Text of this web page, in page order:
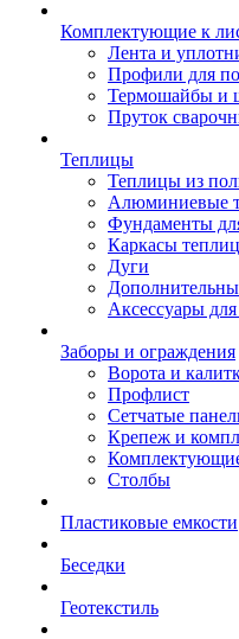
Комплектующие к
Лента и
Профили для
Термошайбы и
Пруток
Теплицы
Теплицы из
Алюминиевые
Фундаменты
Каркасы
Дуги
Аксессуары
Заборы и ограждения
Ворота и
Профлист
Сетчатые
Крепеж и
Столбы
Пластиковые емкости
Беседки
Геотекстиль